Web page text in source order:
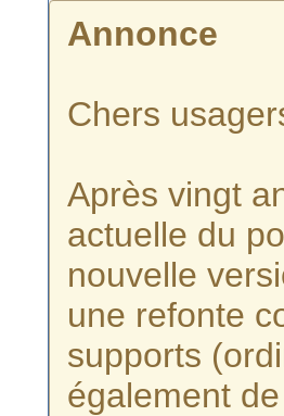
Annonce
Chers
Après vingt
actuelle du
nouvelle
une refonte
supports
également